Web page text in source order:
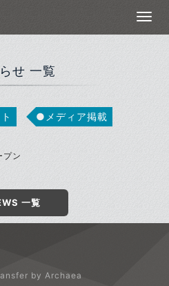
せ 一覧
メディア掲載
ン
一覧
by Archaea